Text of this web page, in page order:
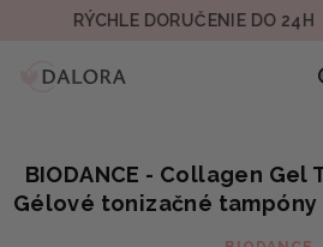
RÝCHLE DORUČENIE DO 24H
BIODANCE - Collagen Gel
Gélové tonizačné tampóny